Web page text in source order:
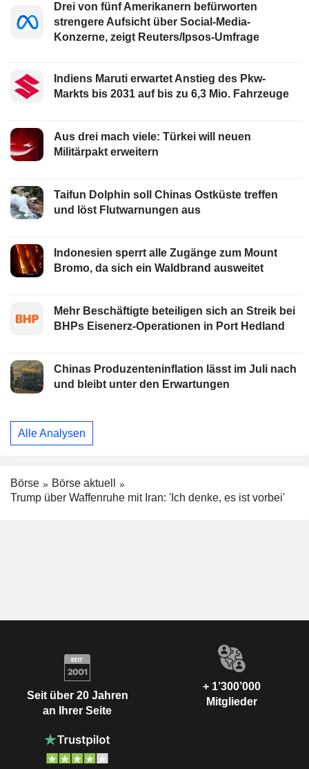
Drei von fünf Amerikanern befürworten
strengere Aufsicht über Social-Media-
Konzerne, zeigt Reuters/Ipsos-Umfrage
Indiens Maruti erwartet Anstieg des Pkw-
Markts bis 2031 auf bis zu 6,3 Mio. Fahrzeuge
Aus drei mach viele: Türkei will neuen
Militärpakt erweitern
Taifun Dolphin soll Chinas Ostküste treffen
und löst Flutwarnungen aus
Indonesien sperrt alle Zugänge zum Mount
Bromo, da sich ein Waldbrand ausweitet
Mehr Beschäftigte beteiligen sich an Streik bei
BHPs Eisenerz-Operationen in Port Hedland
Chinas Produzenteninflation lässt im Juli nach
und bleibt unter den Erwartungen
Alle Analysen
Börse
Börse aktuell
Trump über Waffenruhe mit Iran: 'Ich denke, es ist vorbei'
Seit über 20 Jahren
an Ihrer Seite
+ 1’300’000
Mitglieder